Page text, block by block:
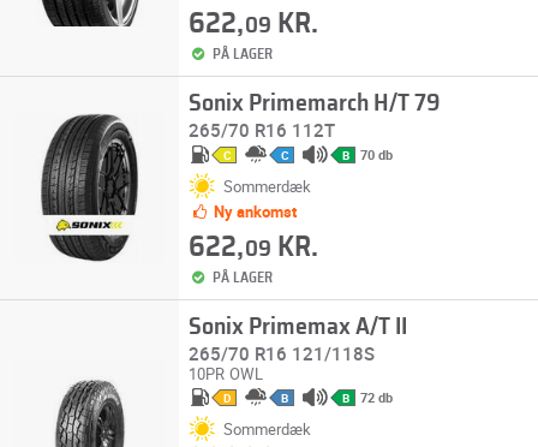
622,09 KR.
PÅ LAGER
Sonix Primemarch H/T 79
265/70 R16 112T
C C B 70 db
Sommerdæk
Ny ankomst
622,09 KR.
PÅ LAGER
Sonix Primemax A/T II
265/70 R16 121/118S
10PR OWL
D B B 72 db
Sommerdæk